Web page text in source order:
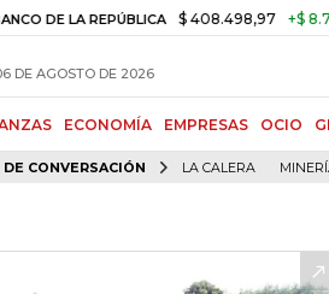
REPÚBLICA $ 408.498,97 +$ 8.753,81
DE AGOSTO DE 2026
ECONOMÍA EMPRESAS OCIO
CONVERSACIÓN LA CALERA